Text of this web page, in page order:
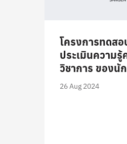
โครงการทดส
ประเมินความ
วิชาการ ของนั
26 Aug 2024